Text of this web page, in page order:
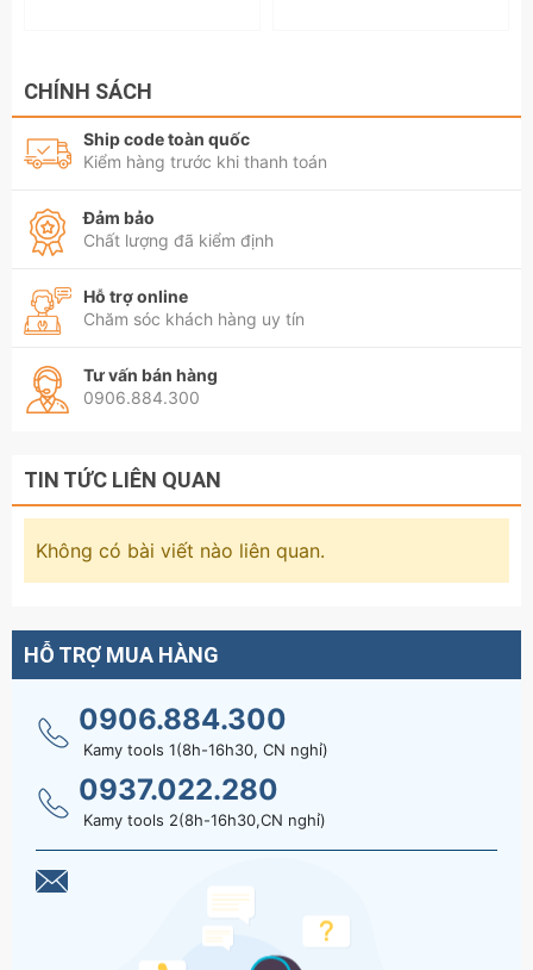
CHÍNH SÁCH
Ship code toàn quốc
Kiểm hàng trước khi thanh toán
Đảm bảo
Chất lượng đã kiểm định
Hỗ trợ online
Chăm sóc khách hàng uy tín
Tư vấn bán hàng
0906.884.300
TIN TỨC LIÊN QUAN
Không có bài viết nào liên quan.
HỖ TRỢ MUA HÀNG
0906.884.300
Kamy tools 1(8h-16h30, CN nghỉ)
0937.022.280
Kamy tools 2(8h-16h30,CN nghỉ)